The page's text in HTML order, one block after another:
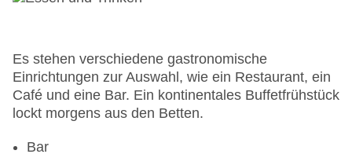
Es stehen verschiedene gastronomische
Einrichtungen zur Auswahl, wie ein Restaurant, ein
Café und eine Bar. Ein kontinentales Buffetfrühstück
lockt morgens aus den Betten.
Bar